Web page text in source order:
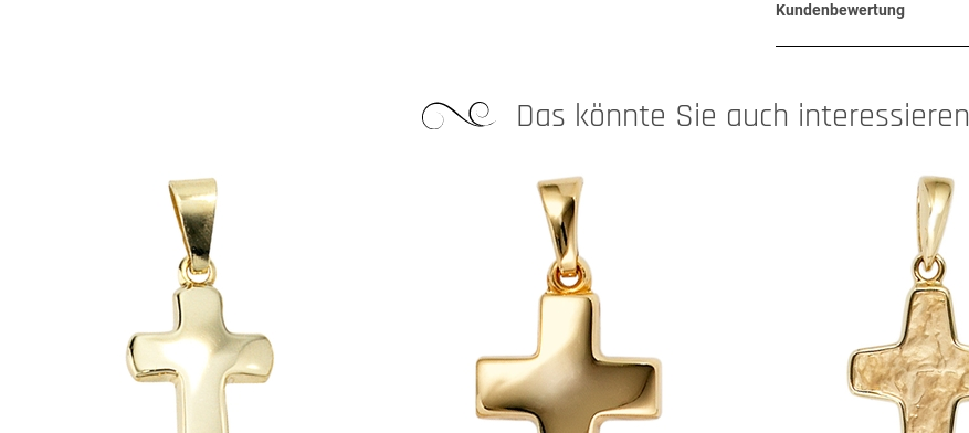
Kundenbewertung
Das könnte Sie auch interessieren